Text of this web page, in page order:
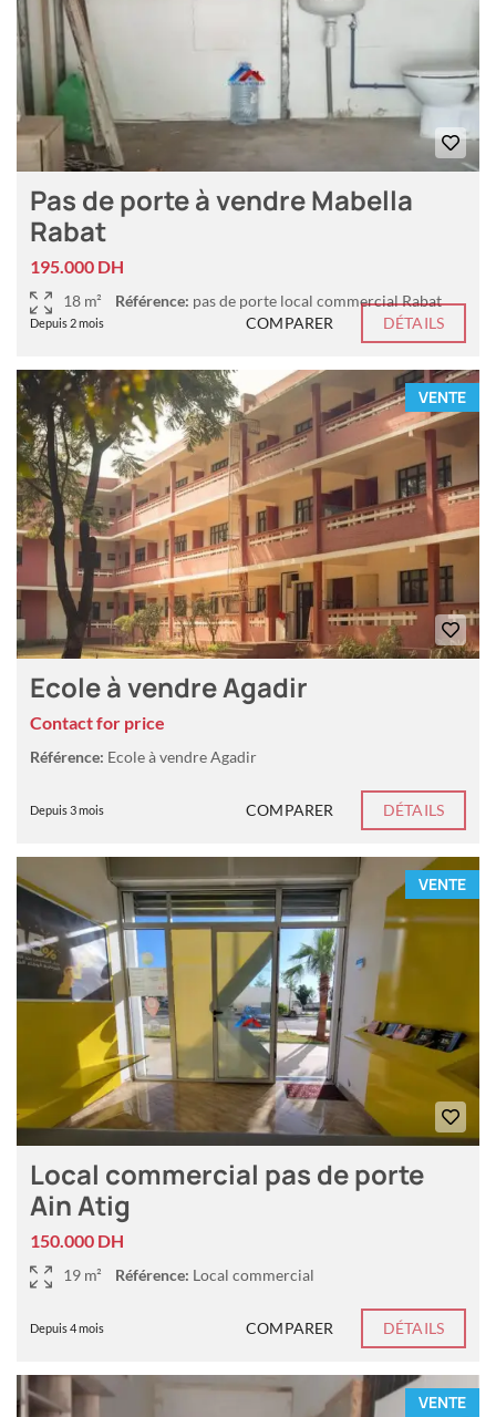
Pas de porte à vendre Mabella
Rabat
195.000 DH
18 m² Référence: pas de porte local commercial Rabat
Depuis 2 mois COMPARER DÉTAILS
VENTE
Ecole à vendre Agadir
Contact for price
Référence: Ecole à vendre Agadir
Depuis 3 mois COMPARER DÉTAILS
VENTE
Local commercial pas de porte
Ain Atig
150.000 DH
19 m² Référence: Local commercial
Depuis 4 mois COMPARER DÉTAILS
VENTE